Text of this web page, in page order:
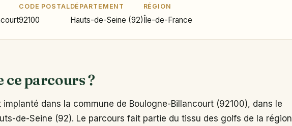
CODE POSTAL
92100
DÉPARTEMENT
Hauts-de-Seine (92)
RÉGION
Île-de-France
ce parcours ?
implanté dans la commune de Boulogne-Billancourt (92100), dans le
de-Seine (92). Le parcours fait partie du tissu des golfs de la région